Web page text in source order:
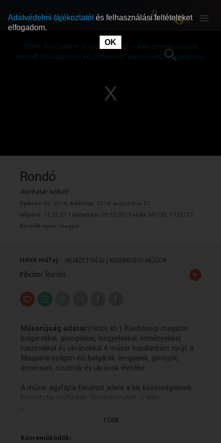
RÓLUNK
RÓLUNK
DRM: KeySystem Access Denied! -- Key system access
denied! Unsupported keySystem or supportedConfigurations.
Rondó
(korhatár nélkül)
Gyártási év: 2014| Adásnap: 2014. augusztus 07.
Időpont: 12:32:57 | Időtartam: 00:52:05| Forrás: M1| ID: 1932772
Beszélt nyelv: magyar
NAVA műfaj: NEMZETISÉGI / KISEBBSÉGI MŰSOR
Főcím: Rondó +
Műsorújság adatai:(nincs kh.) Kisebbségi magazin
bolgárokkal, görögökkel, lengyelekkel, örményekkel,
ruszinokkal és ukránokkal A műsor bepillantást nyújt a
Magyarországon élő bolgárok, lengyelek, görögök,
örmények, ruszinok és ukránok életébe.
A műsor egyfajta fórumot jelent a kis közösségeknek,
bemutatja múltjukat, történelmüket, a jelen
hétköznapjait és ünnepeit. Fontos feladatot tölt be az
anyanyelvi kultúra ápolásában, hiszen a forgatott
magyar feliratozással. Közreműködõk: Pászti Rita
...
TÖBB
Közreműködők:
Adatvédelmi tájékoztatótés felhasználási feltételeket
elfogadom.
OK